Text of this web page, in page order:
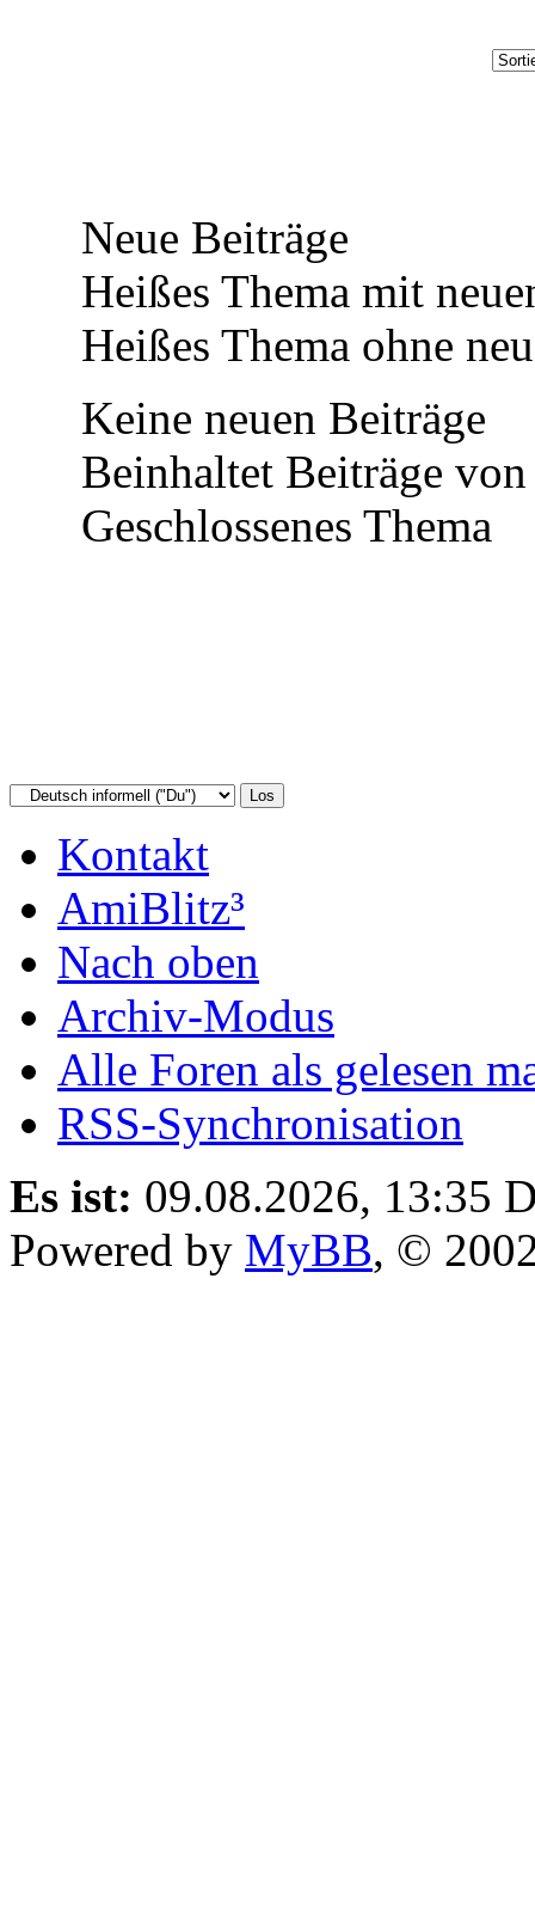
Neue Beiträge
Heißes Thema mit
Heißes Thema ohne
Keine neuen Beiträge
Beinhaltet Beiträge
Geschlossenes Thema
Kontakt
AmiBlitz³
Nach oben
Archiv-Modus
Alle Foren als gelesen
RSS-Synchronisation
Es ist: 09.08.2026, 13:35
Powered by MyBB, ©